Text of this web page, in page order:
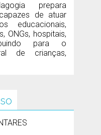
prepara
de atuar
educacionais,
ONGs, hospitais,
para o
de crianças,